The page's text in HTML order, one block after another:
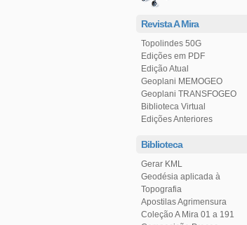
Revista A Mira
Topolindes 50G
Edições em PDF
Edição Atual
Geoplani MEMOGEO
Geoplani TRANSFOGEO
Biblioteca Virtual
Edições Anteriores
Biblioteca
Gerar KML
Topografia
Apostilas Agrimensura
Coleção A Mira 01 a 191